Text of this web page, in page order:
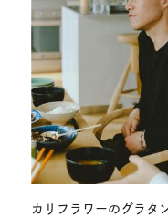
カリフラワーのグラタ